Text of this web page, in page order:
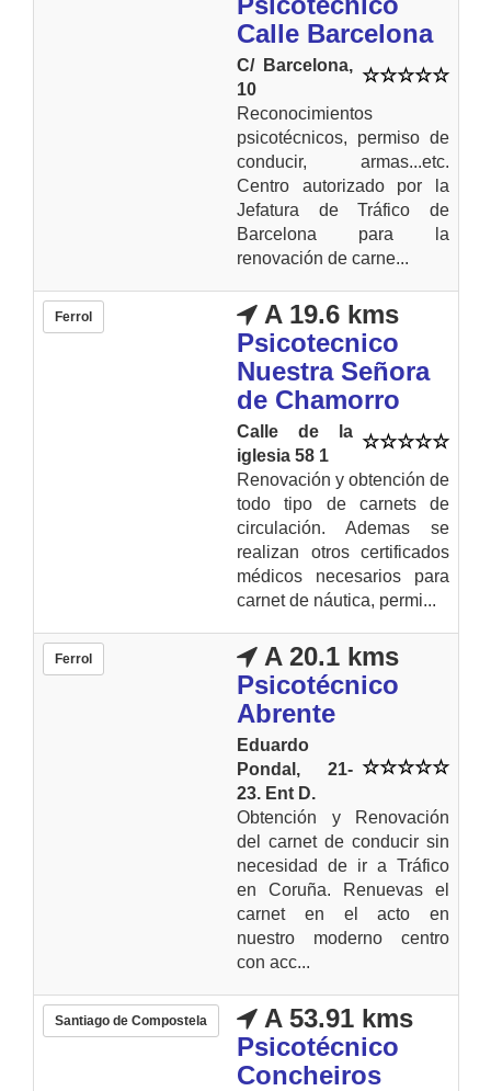
Calle Barcelona
C/ Barcelona,
10
Reconocimientos
psicotécnicos, permiso de
conducir, armas...etc.
Centro autorizado por la
Jefatura de Tráfico de
Barcelona para la
renovación de carne...
Ferrol
A 19.6 kms
Psicotecnico
Nuestra Señora
de Chamorro
Calle de la
iglesia 58 1
Renovación y obtención de
todo tipo de carnets de
circulación. Ademas se
realizan otros certificados
médicos necesarios para
carnet de náutica, permi...
Ferrol
A 20.1 kms
Psicotécnico
Abrente
Eduardo
Pondal, 21-
23. Ent D.
Obtención y Renovación
del carnet de conducir sin
necesidad de ir a Tráfico
en Coruña. Renuevas el
carnet en el acto en
nuestro moderno centro
con acc...
Santiago de Compostela
A 53.91 kms
Psicotécnico
Concheiros